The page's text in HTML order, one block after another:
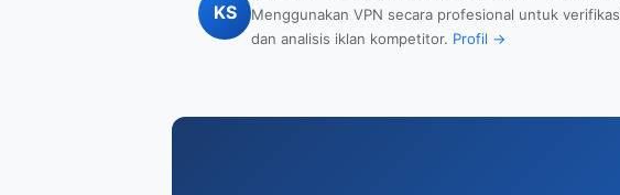
KS
Menggunakan VPN secara profesional untuk
dan analisis iklan kompetitor. Profil →